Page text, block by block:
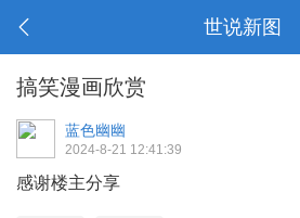
世说新图
搞笑漫画欣赏
蓝色幽幽
2024-8-21 12:41:39
感谢楼主分享